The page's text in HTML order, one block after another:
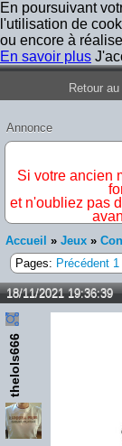
En poursuivant
l'utilisation de
ou encore à
En savoir plus
Retour
Annonce
Si votre ancien
et n'oubliez pas
Accueil » Jeux »
Pages: Précédent 1
18/11/2021 19:36:39
thelols666